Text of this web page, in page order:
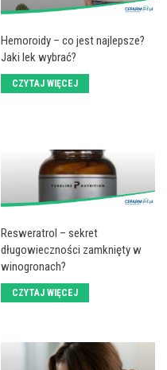
Hemoroidy – co jest najlepsze?
Jaki lek wybrać?
CZYTAJ WIĘCEJ
Resweratrol – sekret
długowieczności zamknięty w
winogronach?
CZYTAJ WIĘCEJ